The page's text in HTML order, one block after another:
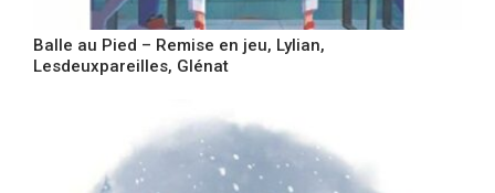
Balle au Pied – Remise en jeu, Lylian,
Lesdeuxpareilles, Glénat